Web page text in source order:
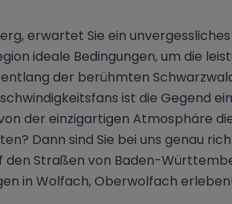
erwartet Sie ein
ideale Bedingungen, um die
der berühmten
ist die Gegend
der einzigartigen Atmosphäre
Dann sind Sie bei uns genau
Straßen von Baden-
in Wolfach, Oberwolfach erleben!